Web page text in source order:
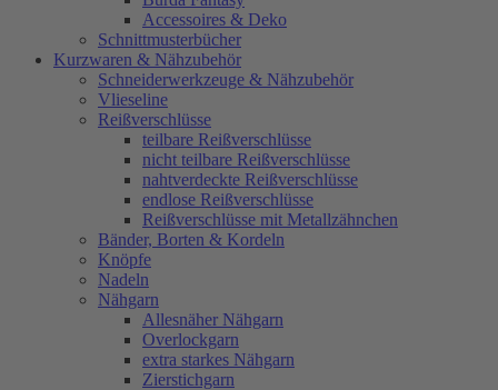
Accessoires & Deko
Schnittmusterbücher
Kurzwaren & Nähzubehör
Schneiderwerkzeuge & Nähzubehör
Vlieseline
Reißverschlüsse
teilbare Reißverschlüsse
nicht teilbare Reißverschlüsse
nahtverdeckte Reißverschlüsse
endlose Reißverschlüsse
Reißverschlüsse mit Metallzähnchen
Bänder, Borten & Kordeln
Knöpfe
Nadeln
Nähgarn
Allesnäher Nähgarn
Overlockgarn
extra starkes Nähgarn
Zierstichgarn